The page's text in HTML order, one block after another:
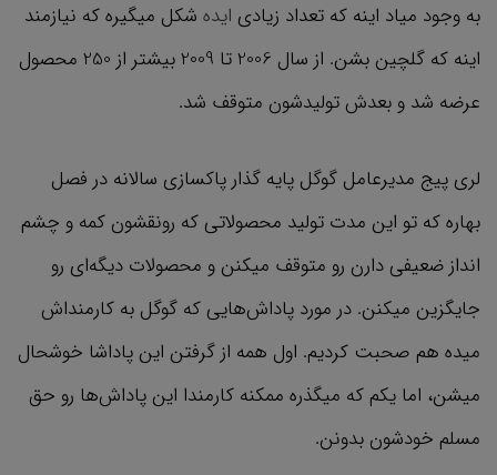
به وجود میاد اینه که تعداد زیادی ایده شکل میگیره که نیازمند
اینه که گلچین بشن. از سال 2006 تا 2009 بیشتر از 250 محصول
عرضه شد و بعدش تولیدشون متوقف شد.
لری پیج مدیرعامل گوگل پایه گذار پاکسازی سالانه در فصل
بهاره که تو این مدت تولید محصولاتی که رونقشون کمه و چشم
انداز ضعیفی دارن رو متوقف میکنن و محصولات دیگه‌ای رو
جایگزین میکنن. در مورد پاداش‌هایی که گوگل به کارمنداش
میده هم صحبت کردیم. اول همه از گرفتن این پاداشا خوشحال
میشن، اما یکم که میگذره ممکنه کارمندا این پاداش‌ها رو حق
مسلم خودشون بدونن.